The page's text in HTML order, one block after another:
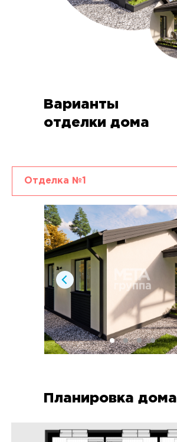
Варианты
отделки дома
Планировка дома